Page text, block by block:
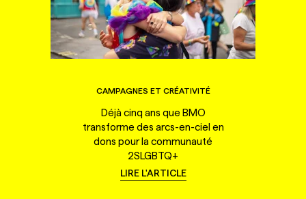
CAMPAGNES ET CRÉATIVITÉ
Déjà cinq ans que BMO
transforme des arcs-en-ciel en
dons pour la communauté
2SLGBTQ+
LIRE L'ARTICLE